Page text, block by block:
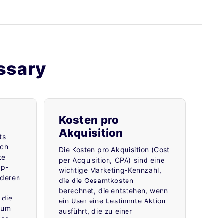
die
Kosten pro
Akquisition
Die Kosten pro Akquisition (Cost
per Acquisition, CPA) sind eine
wichtige Marketing-Kennzahl,
die die Gesamtkosten
berechnet, die entstehen, wenn
ein User eine bestimmte Aktion
ausführt, die zu einer